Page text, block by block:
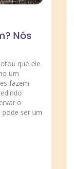
Nós
que ele
um
fazem
o
ser um